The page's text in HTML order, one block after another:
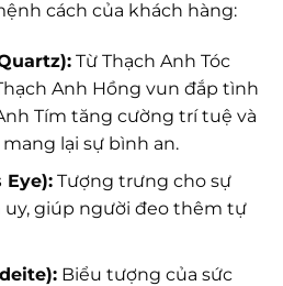
cách của khách hàng:
Từ Thạch Anh Tóc
Anh Hồng vun đắp tình
Tím tăng cường trí tuệ và
lại sự bình an.
Eye):Tượng trưng cho sự
giúp người đeo thêm tự
Biểu tượng của sức